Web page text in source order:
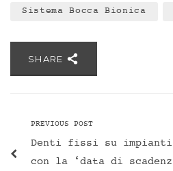
Sistema Bocca Bionica
SHARE
PREVIOUS POST
Denti fissi su
con la ‘data di